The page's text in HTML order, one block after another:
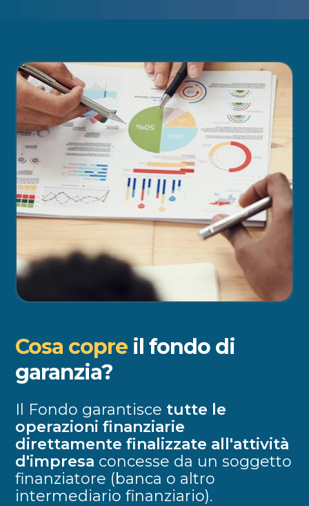
Cosa copre il fondo di
garanzia?
Il Fondo garantisce tutte le
operazioni finanziarie
direttamente finalizzate all'attività
d'impresa concesse da un soggetto
finanziatore (banca o altro
intermediario finanziario).